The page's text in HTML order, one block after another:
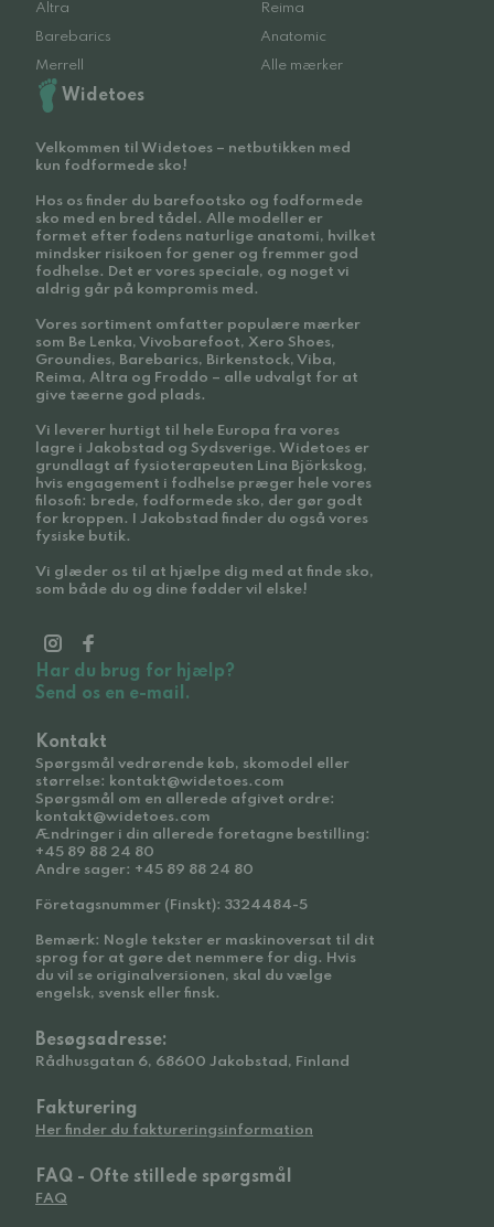
Altra
Reima
Barebarics
Anatomic
Merrell
Alle mærker
Widetoes
Velkommen til Widetoes – netbutikken med
kun fodformede sko!
Hos os finder du barefootsko og fodformede
sko med en bred tådel. Alle modeller er
formet efter fodens naturlige anatomi, hvilket
mindsker risikoen for gener og fremmer god
fodhelse. Det er vores speciale, og noget vi
aldrig går på kompromis med.
Vores sortiment omfatter populære mærker
som Be Lenka, Vivobarefoot, Xero Shoes,
Groundies, Barebarics, Birkenstock, Viba,
Reima, Altra og Froddo – alle udvalgt for at
give tæerne god plads.
Vi leverer hurtigt til hele Europa fra vores
lagre i Jakobstad og Sydsverige. Widetoes er
grundlagt af fysioterapeuten Lina Björkskog,
hvis engagement i fodhelse præger hele vores
filosofi: brede, fodformede sko, der gør godt
for kroppen. I Jakobstad finder du også vores
fysiske butik.
Vi glæder os til at hjælpe dig med at finde sko,
som både du og dine fødder vil elske!
Har du brug for hjælp?
Send os en e-mail.
Kontakt
Spørgsmål vedrørende køb, skomodel eller
størrelse: kontakt@widetoes.com
Spørgsmål om en allerede afgivet ordre:
kontakt@widetoes.com
Ændringer i din allerede foretagne bestilling:
+45 89 88 24 80
Andre sager: +45 89 88 24 80
Företagsnummer (Finskt): 3324484-5
Bemærk: Nogle tekster er maskinoversat til dit
sprog for at gøre det nemmere for dig. Hvis
du vil se originalversionen, skal du vælge
engelsk, svensk eller finsk.
Besøgsadresse:
Rådhusgatan 6, 68600 Jakobstad, Finland
Fakturering
Her finder du faktureringsinformation
FAQ - Ofte stillede spørgsmål
FAQ